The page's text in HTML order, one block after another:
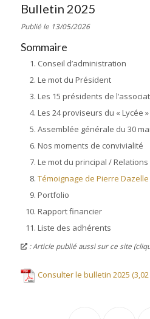
Bulletin 2025
Publié le 13/05/2026
Sommaire
Conseil d’administration
Le mot du Président
Les 15 présidents de
Les 24 proviseurs du « Lycée
Assemblée générale du 30
Nos moments de convivialité
Le mot du principal / Relations
Témoignage de Pierre Dazelle
Portfolio
Rapport financier
Liste des adhérents
: Article publié aussi sur ce site
Consulter le bulletin 2025